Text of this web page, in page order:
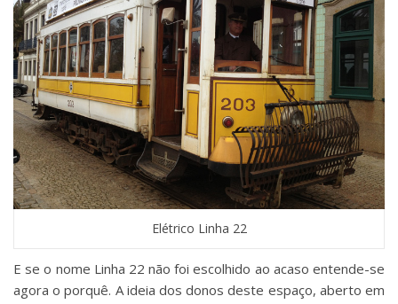
Elétrico Linha 22
E se o nome Linha 22 não foi escolhido ao acaso entende-se
agora o porquê. A ideia dos donos deste espaço, aberto em